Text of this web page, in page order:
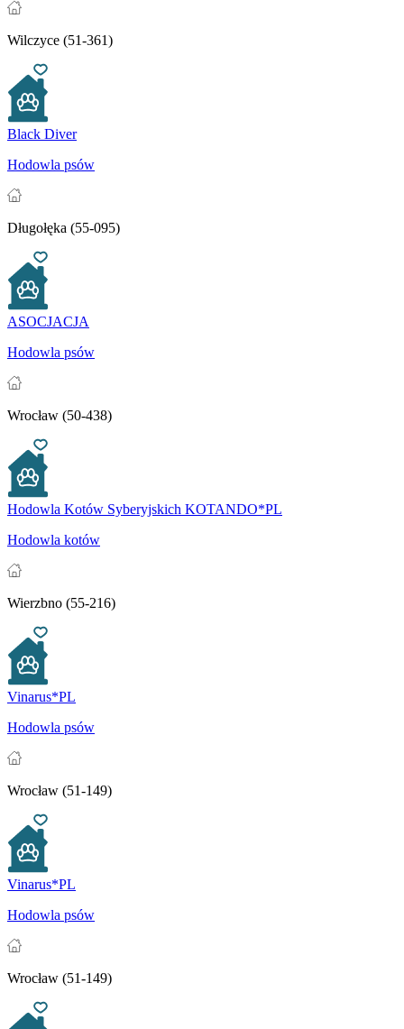
Wilczyce (51-361)
Black Diver
Hodowla psów
Długołęka (55-095)
ASOCJACJA
Hodowla psów
Wrocław (50-438)
Hodowla Kotów Syberyjskich KOTANDO*PL
Hodowla kotów
Wierzbno (55-216)
Vinarus*PL
Hodowla psów
Wrocław (51-149)
Vinarus*PL
Hodowla psów
Wrocław (51-149)